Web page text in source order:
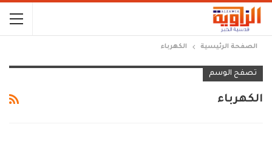
الصفحة الرئيسية الكهرباء
تصفح الوسم
الكهرباء